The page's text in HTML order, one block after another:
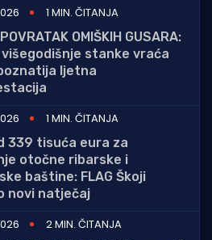
1 MIN. ČITANJA
OMIŠKIH GUSARA:
višegodišnje stanke vraća
ljetna
1 MIN. ČITANJA
339 tisuća eura za
otočne ribarske i
baštine: FLAG Škoji
novi natječaj
2 MIN. ČITANJA